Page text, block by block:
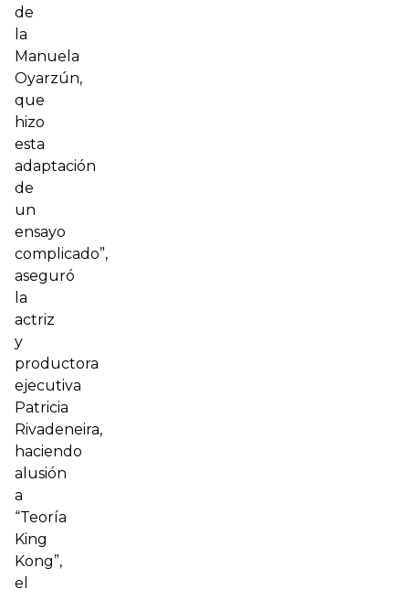
de
la
Manuela
Oyarzún,
que
hizo
esta
adaptación
de
un
ensayo
complicado”,
aseguró
la
actriz
y
productora
ejecutiva
Patricia
Rivadeneira,
haciendo
alusión
a
“Teoría
King
Kong”,
el